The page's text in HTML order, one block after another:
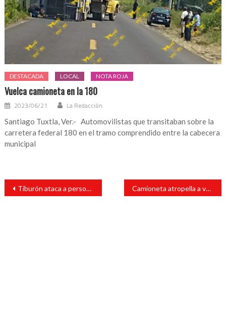
DESTACADA LOCAL NOTA ROJA
Vuelca camioneta en la 180
2023/06/21 La Redacción
Santiago Tuxtla, Ver.- Automovilistas que transitaban sobre la
carretera federal 180 en el tramo comprendido entre la cabecera
municipal
Navegación
entradas
Tiburón ataca a personas en la playa Camioneta atropella a varias personas en Nueva York en el Día de la Independencia, hay 3 muertos y 7 heridos